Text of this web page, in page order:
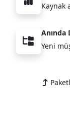
Kaynak
Anında
Yeni